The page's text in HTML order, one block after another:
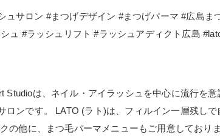
サロン #まつげデザイン #まつげパーマ #広島ま
ュ #ラッシュリフト #ラッシュアディクト広島
は、ネイル・アイラッシュを中心に流行を
ンです。 LATO (ラト)は、フィルイン一層残し
の他に、まつ毛パーマメニューもご用意しており